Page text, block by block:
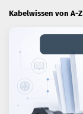
Kabelwissen von A-Z